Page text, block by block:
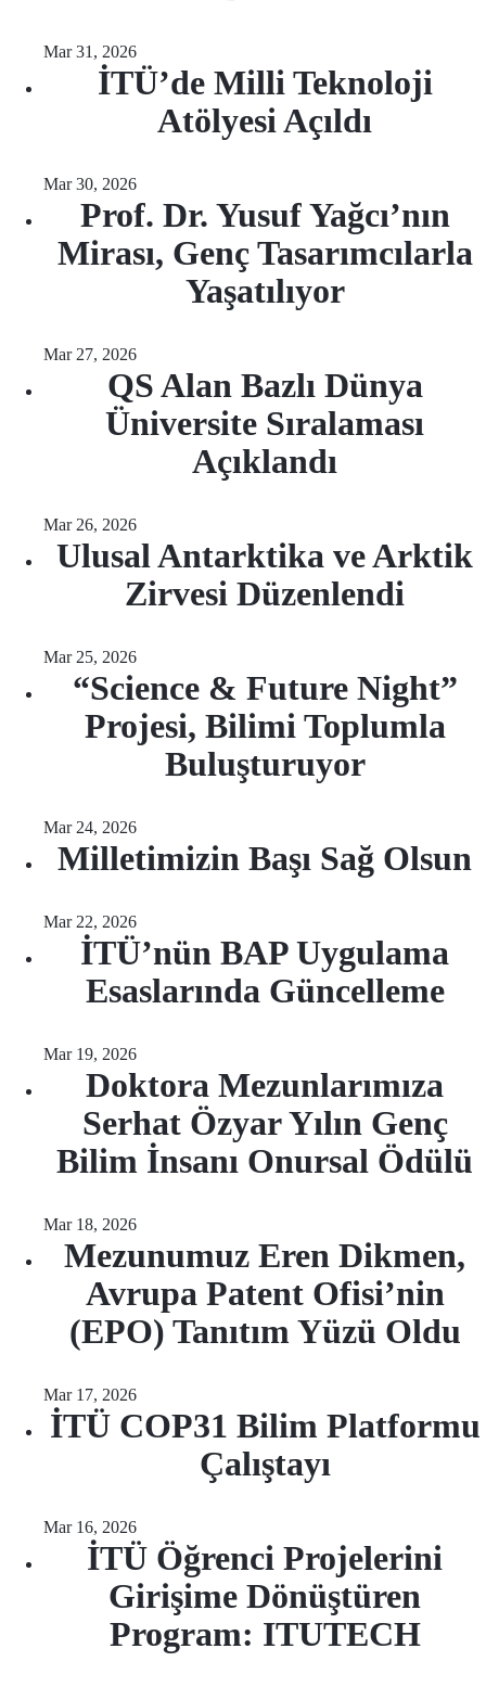
Mar 31, 2026
İTÜ’de Milli Teknoloji
Atölyesi Açıldı
Mar 30, 2026
Prof. Dr. Yusuf Yağcı’nın
Mirası, Genç Tasarımcılarla
Yaşatılıyor
Mar 27, 2026
QS Alan Bazlı Dünya
Üniversite Sıralaması
Açıklandı
Mar 26, 2026
Ulusal Antarktika ve Arktik
Zirvesi Düzenlendi
Mar 25, 2026
“Science & Future Night”
Projesi, Bilimi Toplumla
Buluşturuyor
Mar 24, 2026
Milletimizin Başı Sağ Olsun
Mar 22, 2026
İTÜ’nün BAP Uygulama
Esaslarında Güncelleme
Mar 19, 2026
Doktora Mezunlarımıza
Serhat Özyar Yılın Genç
Bilim İnsanı Onursal Ödülü
Mar 18, 2026
Mezunumuz Eren Dikmen,
Avrupa Patent Ofisi’nin
(EPO) Tanıtım Yüzü Oldu
Mar 17, 2026
İTÜ COP31 Bilim Platformu
Çalıştayı
Mar 16, 2026
İTÜ Öğrenci Projelerini
Girişime Dönüştüren
Program: ITUTECH